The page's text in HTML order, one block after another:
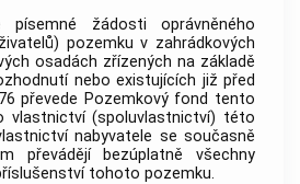
písemné žádosti oprávněného
pozemku v zahrádkových
osadách zřízených na základě
nebo existujících již před
převede Pozemkový fond tento
vlastnictví (spoluvlastnictví) této
nabyvatele se současně
převádějí bezúplatně všechny
tohoto pozemku.